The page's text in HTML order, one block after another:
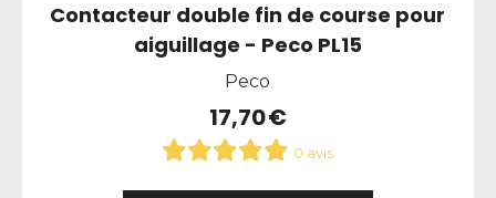
Contacteur double fin de course pour
aiguillage - Peco PL15
Peco
17,70€
0 avis